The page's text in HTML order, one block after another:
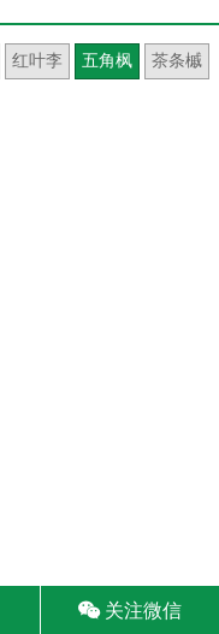
红叶李 五角枫 茶条槭
关注微信